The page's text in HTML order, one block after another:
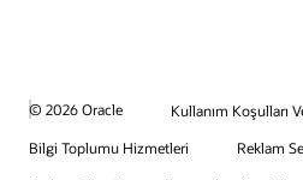
© 2026 Oracle
Kullanım Koşulları
Bilgi Toplumu Hizmetleri
Reklam